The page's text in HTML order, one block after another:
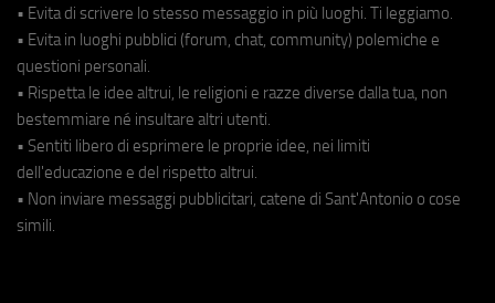
• Evita di scrivere lo stesso messaggio in più luoghi. Ti leggiamo.
• Evita in luoghi pubblici (forum, chat, community) polemiche e
questioni personali.
• Rispetta le idee altrui, le religioni e razze diverse dalla tua, non
bestemmiare né insultare altri utenti.
• Sentiti libero di esprimere le proprie idee, nei limiti
dell'educazione e del rispetto altrui.
• Non inviare messaggi pubblicitari, catene di Sant'Antonio o cose
simili.